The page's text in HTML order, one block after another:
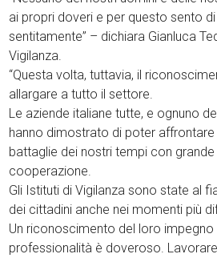
ai propri doveri e per questo sento
sentitamente” – dichiara Gianluca
Vigilanza.
“Questa volta, tuttavia, il
allargare a tutto il settore.
Le aziende italiane tutte, e ognuno
hanno dimostrato di poter
battaglie dei nostri tempi con
cooperazione.
Gli Istituti di Vigilanza sono state al
dei cittadini anche nei momenti più
Un riconoscimento del loro impegno
professionalità è doveroso.